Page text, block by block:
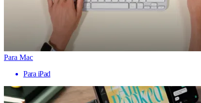
Para Mac
Para iPad